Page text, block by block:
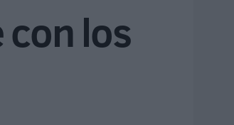
con los